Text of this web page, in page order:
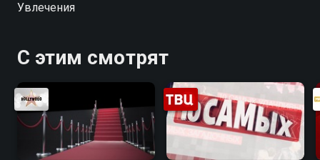
Увлечения
С этим смотрят